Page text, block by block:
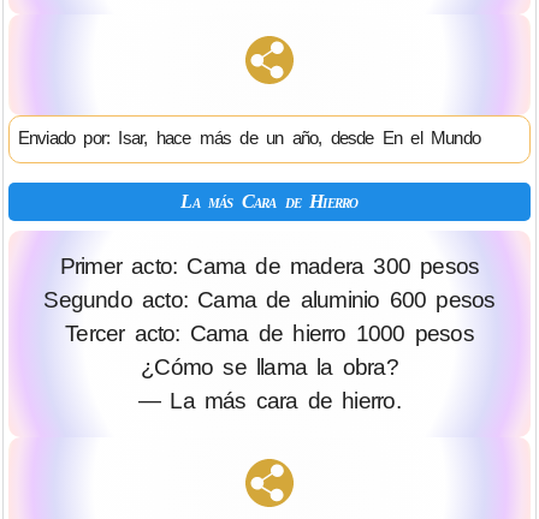
Enviado por: Isar, hace más de un año, desde En el Mundo
La más Cara de Hierro
Primer acto: Cama de madera 300 pesos
Segundo acto: Cama de aluminio 600 pesos
Tercer acto: Cama de hierro 1000 pesos
¿Cómo se llama la obra?
— La más cara de hierro.